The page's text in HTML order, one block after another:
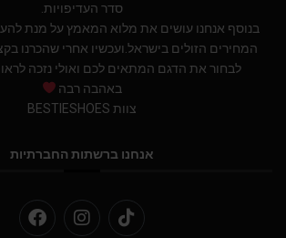
סדר העדיפויות.
בנוסף אנחנו עושים את מלוא המאמץ על מנת
המחירים הזולים בישראל.ועכשיו אחרי שהכרנו
לבחור את הדגם המתאים לכם ואולי נזכה
באהבה רבה
צוות BESTIESHOES
אנחנו ברשתות החברתיות